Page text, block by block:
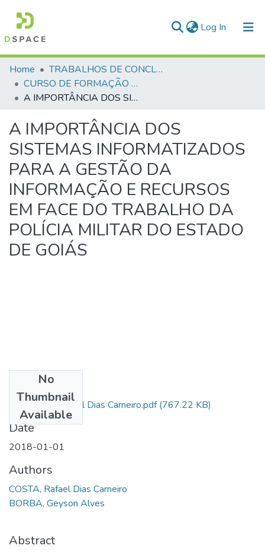
Log In (current)
Communities & Collections
All of DSpace
Home
TRABALHOS DE CONCLUSÃO DE CURSO - CFO (CURSO DE FORMAÇÃO DE OFICIAIS)
CURSO DE FORMAÇÃO DE OFICIAIS - 45ª TURMA CFO – ASPIRANTES - 2019
A IMPORTÂNCIA DOS SISTEMAS INFORMATIZADOS PARA A GESTÃO DA INFORMAÇÃO E RECURSOS EM FACE DO TRABALHO DA POLÍCIA MILITAR DO ESTADO DE GOIÁS
A IMPORTÂNCIA DOS
SISTEMAS INFORMATIZADOS
PARA A GESTÃO DA
INFORMAÇÃO E RECURSOS
EM FACE DO TRABALHO DA
POLÍCIA MILITAR DO ESTADO
DE GOIÁS
No
Thumbnail
Available
12 COSTA, Rafael Dias Carneiro.pdf(767.22 KB)
Date
2018-01-01
Authors
COSTA, Rafael Dias Carneiro
BORBA, Geyson Alves
Abstract